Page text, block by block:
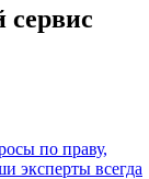
по праву,
эксперты всегда